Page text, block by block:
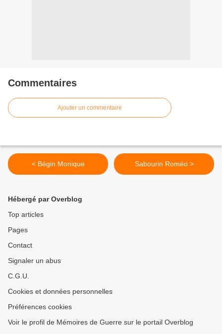
Commentaires
Ajouter un commentaire
< Bégin Monique Sabourin Roméo >
Hébergé par Overblog
Top articles
Pages
Contact
Signaler un abus
C.G.U.
Cookies et données personnelles
Préférences cookies
Voir le profil de Mémoires de Guerre sur le portail Overblog